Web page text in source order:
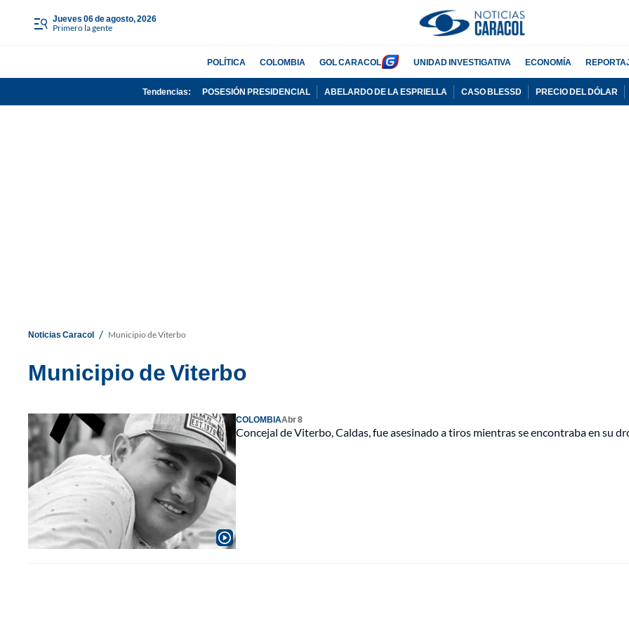
jueves 06 de agosto, 2026
Primero la gente
POLÍTICA COLOMBIA GOL CARACOL UNIDAD INVESTIGATIVA ECONOMÍA
Tendencias: POSESIÓN PRESIDENCIAL ABELARDO DE LA ESPRIELLA CASO BLESSD PRECIO DEL DÓLAR
Noticias Caracol / Municipio de Viterbo
Municipio de Viterbo
COLOMBIAAbr 8
Concejal de Viterbo, Caldas, fue asesinado a tiros mientras se encontraba en su